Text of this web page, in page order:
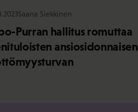
Saana Siekkinen
Purran hallitus romuttaa
ansiosidonnaisen